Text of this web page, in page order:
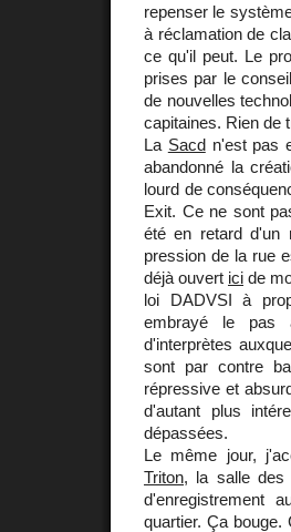
repenser le
à réclamation de
ce qu'il peut. Le
prises par le
de nouvelles
capitaines. Rien de
La Sacdn'est pas
abandonné la
lourd de
Exit. Ce ne sont
été en retard d'un
pression de la rue
déjà ouvert ici de
loi DADVSI à
embrayé le pas
d'interprètes
sont par contre
répressive et
d'autant plus
dépassées.
Le même jour,
Triton, la salle des
d'enregistrement
quartier. Ça